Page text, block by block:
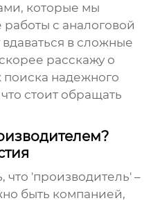
которые мы
с аналоговой
в сложные
расскажу о
поиска надежного
стоит обращать
что 'производитель' –
быть компанией,